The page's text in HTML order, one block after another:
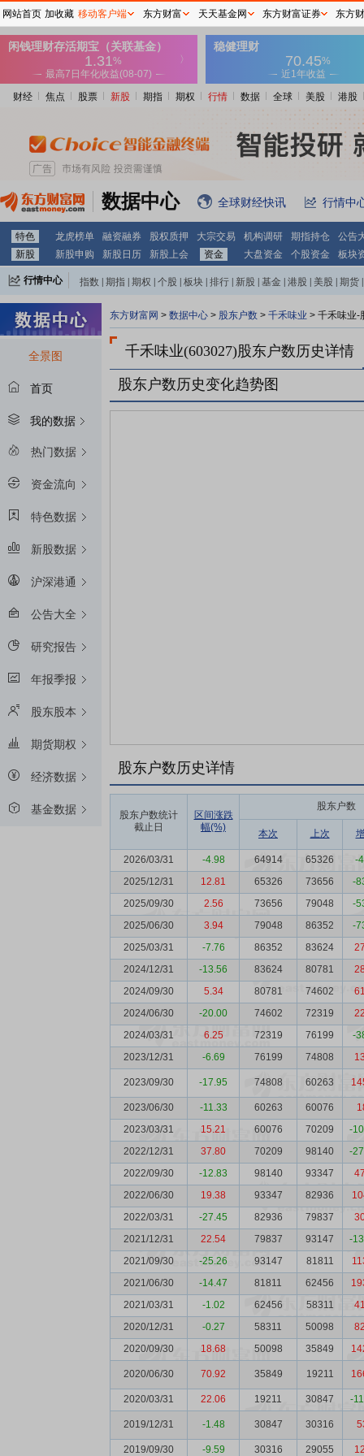
财经 焦点 股票 新股 期指 期权 行情 数据 全球 美股 港股
数据中心 全球财经快讯 行情中
特色 龙虎榜单 融资融券 股权质押 大宗交易 机构调研 期指持仓
公告
新股
新股申购 新股日历 新股上会 资金 大盘资金 个股资金 板块
行情中心 指数 期指 期权 个股 板块 排行 新股 基金 港股 美股 期货
全景图
首页
我的数据
热门数据
资金流向
特色数据
新股数据
沪深港通
公告大全
研究报告
年报季报
股东股本
期货期权
经济数据
基金数据
东方财富网 > 数据中心 > 股东户数 > 千禾味业 > 千禾味业-
千禾味业(603027)股东户数历史详情
股东户数历史变化趋势图
股东户数历史详情
股东户数统计
截止日
区间涨跌
幅(%)
股东户数
本次 上次
2026/03/31 -4.98 64914 65326
-
2025/12/31
12.81 65326 73656
-
2025/09/30
2.56 73656 79048
-
2025/06/30
3.94 79048 86352
-
2025/03/31
-7.76 86352 83624
2024/12/31
-13.56 83624 80781
2024/09/30
5.34 80781 74602
2024/06/30
-20.00 74602 72319
2024/03/31
6.25 72319 76199
-
2023/12/31
-6.69 76199 74808
2023/09/30 -17.95 74808 60263
2023/06/30 -11.33 60263 60076
2023/03/31
15.21 60076 70209
-
2022/12/31
37.80 70209 98140
-
2022/09/30
-12.83 98140 93347
2022/06/30
19.38 93347 82936
2022/03/31
-27.45 82936 79837
2021/12/31
22.54 79837 93147
-
2021/09/30
-25.26 93147 81811
2021/06/30
-14.47 81811 62456
2021/03/31
-1.02 62456 58311
2020/12/31
-0.27 58311 50098
2020/09/30
18.68 50098 35849
2020/06/30 70.92 35849 19211
2020/03/31 22.06 19211 30847 -
2019/12/31 -1.48 30847 30316
2019/09/30 -9.59 30316 29055
网站首页 加收藏 移动客户端 东方财富 天天基金网 东方财富证券 东方